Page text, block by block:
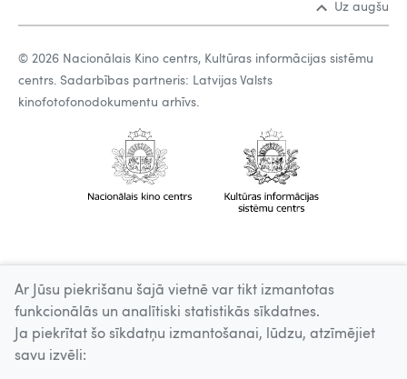
Uz augšu
© 2026 Nacionālais Kino centrs, Kultūras informācijas sistēmu
centrs. Sadarbības partneris: Latvijas Valsts
kinofotofonodokumentu arhīvs.
Ar Jūsu piekrišanu šajā vietnē var tikt izmantotas
funkcionālās un analītiski statistikās sīkdatnes.
Ja piekrītat šo sīkdatņu izmantošanai, lūdzu, atzīmējiet
savu izvēli: